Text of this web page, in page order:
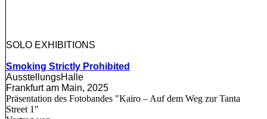
SOLO EXHIBITIONS
Smoking Strictly Prohibited
AusstellungsHalle
Frankfurt am Main, 2025
Präsentation des Fotobandes "Kairo – Auf dem Weg zur Tanta
Street 1"